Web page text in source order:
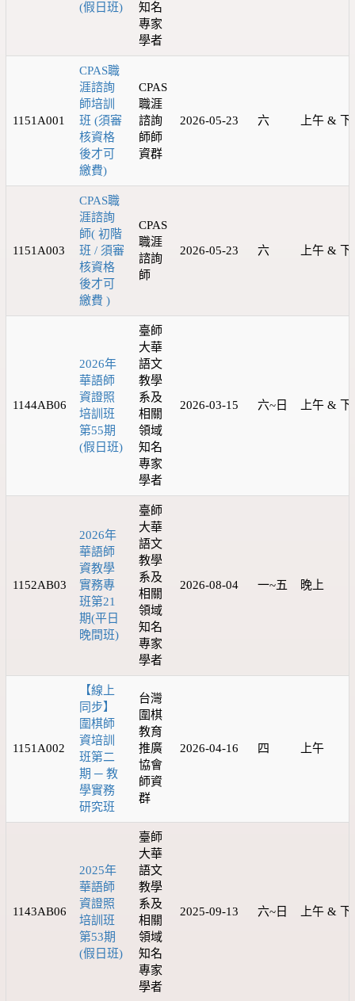
(假日班)
知名
專家
學者
1151A001
CPAS職
涯諮詢
師培訓
班 (須審
核資格
後才可
繳費)
CPAS
職涯
諮詢
師師
資群
2026-05-23 六 上午 & 下
1151A003
CPAS職
涯諮詢
師( 初階
班 / 須審
核資格
後才可
繳費 )
CPAS
職涯
諮詢
師
2026-05-23 六 上午 & 下
1144AB06
2026年
華語師
資證照
培訓班
第55期
(假日班)
臺師
大華
語文
教學
系及
相關
領域
知名
專家
學者
2026-03-15 六~日 上午 & 下
1152AB03
2026年
華語師
資教學
實務專
班第21
期(平日
晚間班)
臺師
大華
語文
教學
系及
相關
領域
知名
專家
學者
2026-08-04 一~五 晚上
1151A002
【線上
同步】
圍棋師
資培訓
班第二
期 ─ 教
學實務
研究班
台灣
圍棋
教育
推廣
協會
師資
群
2026-04-16 四 上午
1143AB06
2025年
華語師
資證照
培訓班
第53期
(假日班)
臺師
大華
語文
教學
系及
相關
領域
知名
專家
學者
2025-09-13 六~日 上午 & 下